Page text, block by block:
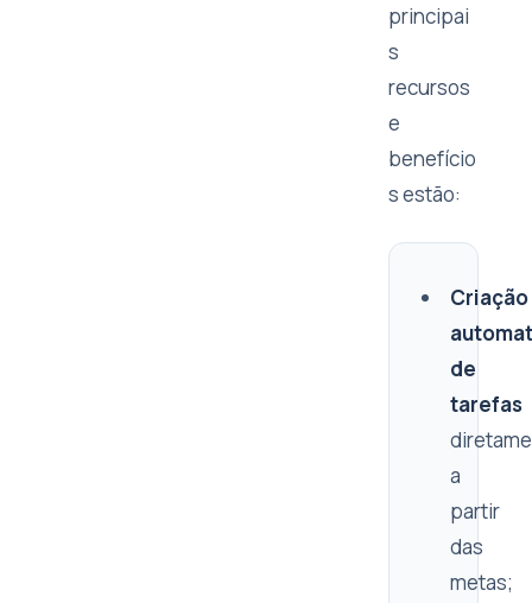
principai
s
recursos
e
benefício
s estão:
Criação
de
tarefas
a
partir
das
metas;